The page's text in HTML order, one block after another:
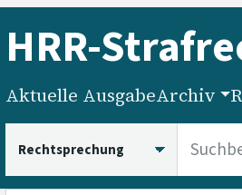
HRR-
Aktuelle AusgabeArchiv